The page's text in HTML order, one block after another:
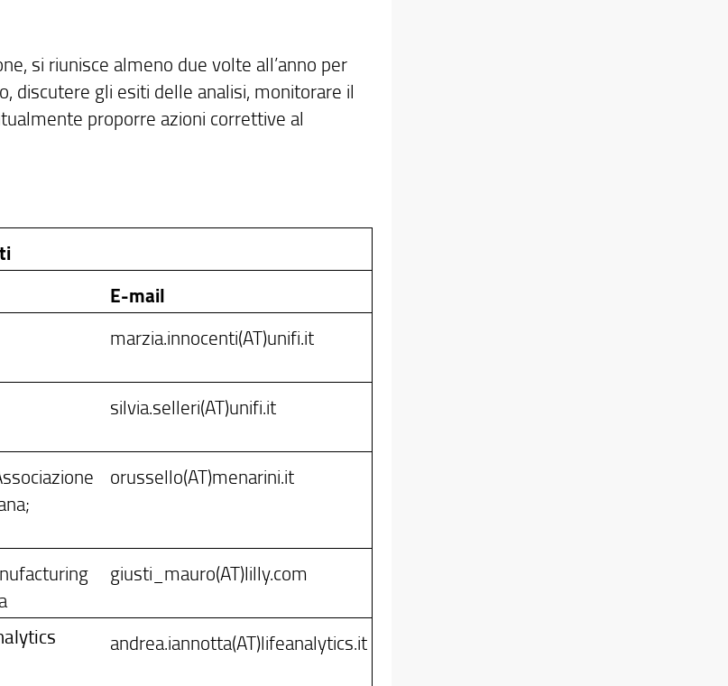
si riunisce almeno due volte all’anno per
discutere gli esiti delle analisi, monitorare il
proporre azioni correttive al
E-mail
marzia.innocenti(AT)unifi.it
silvia.selleri(AT)unifi.it
orussello(AT)menarini.it
giusti_mauro(AT)lilly.com
andrea.iannotta(AT)lifeanalytics.it